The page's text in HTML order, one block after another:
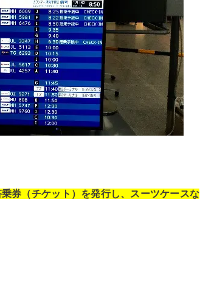
券（チケット）を発行し、スーツケースな